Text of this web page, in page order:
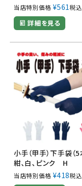
当店特別価格 ¥561税込
詳細を見る
小手（甲手）下手袋（
紺、白、ピンク H
当店特別価格 ¥418税込